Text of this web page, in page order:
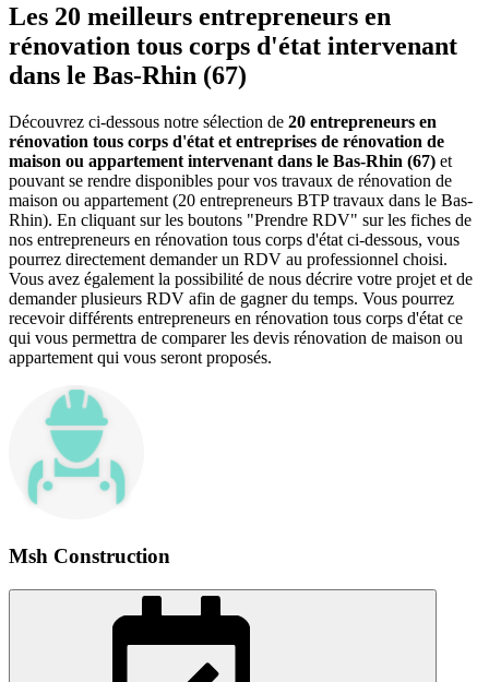
Les 20 meilleurs entrepreneurs en
rénovation tous corps d'état intervenant
dans le Bas-Rhin (67)
Découvrez ci-dessous notre sélection de 20 entrepreneurs en
rénovation tous corps d'état et entreprises de rénovation de
maison ou appartement intervenant dans le Bas-Rhin (67) et
pouvant se rendre disponibles pour vos travaux de rénovation de
maison ou appartement (20 entrepreneurs BTP travaux dans le Bas-
Rhin). En cliquant sur les boutons "Prendre RDV" sur les fiches de
nos entrepreneurs en rénovation tous corps d'état ci-dessous, vous
pourrez directement demander un RDV au professionnel choisi.
Vous avez également la possibilité de nous décrire votre projet et de
demander plusieurs RDV afin de gagner du temps. Vous pourrez
recevoir différents entrepreneurs en rénovation tous corps d'état ce
qui vous permettra de comparer les devis rénovation de maison ou
appartement qui vous seront proposés.
Msh Construction